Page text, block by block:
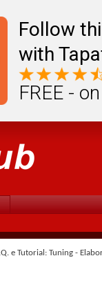
Follow
with
FREE -
e Tutorial: Tuning -